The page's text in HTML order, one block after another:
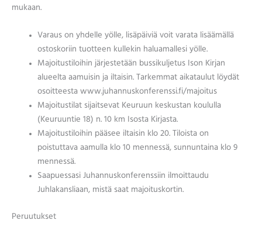
mukaan.
Varaus on yhdelle yölle, lisäpäiviä voit varata lisäämällä
ostoskoriin tuotteen kullekin haluamallesi yölle.
Majoitustiloihin järjestetään bussikuljetus Ison Kirjan
alueelta aamuisin ja iltaisin. Tarkemmat aikataulut löydät
osoitteesta www.juhannuskonferenssi.fi/majoitus
Majoitustilat sijaitsevat Keuruun keskustan koululla
(Keuruuntie 18) n. 10 km Isosta Kirjasta.
Majoitustiloihin pääsee iltaisin klo 20. Tiloista on
poistuttava aamulla klo 10 mennessä, sunnuntaina klo 9
mennessä.
Saapuessasi Juhannuskonferenssiin ilmoittaudu
Juhlakansliaan, mistä saat majoituskortin.
Peruutukset